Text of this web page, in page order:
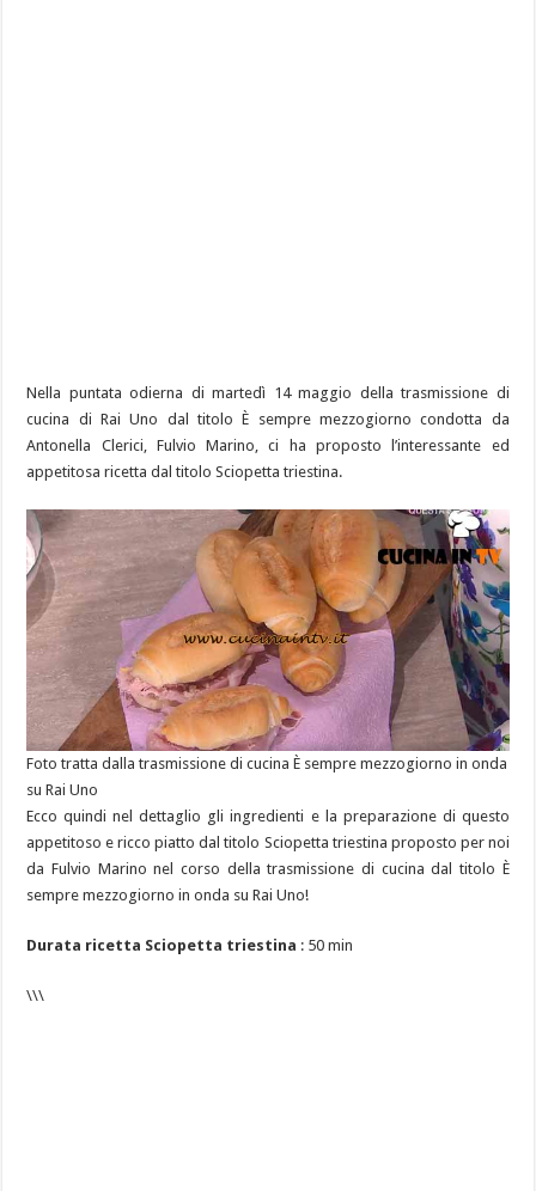
Nella puntata odierna di martedì 14 maggio della trasmissione di
cucina di Rai Uno dal titolo È sempre mezzogiorno condotta da
Antonella Clerici, Fulvio Marino, ci ha proposto l’interessante ed
appetitosa ricetta dal titolo Sciopetta triestina.
Foto tratta dalla trasmissione di cucina È sempre mezzogiorno in onda
su Rai Uno
Ecco quindi nel dettaglio gli ingredienti e la preparazione di questo
appetitoso e ricco piatto dal titolo Sciopetta triestina proposto per noi
da Fulvio Marino nel corso della trasmissione di cucina dal titolo È
sempre mezzogiorno in onda su Rai Uno!
Durata ricetta Sciopetta triestina : 50 min
\\\